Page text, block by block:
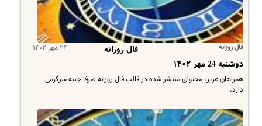
فال روزانه ۲۴ مهر ۱۴۰۲
فال روزانه
دوشنبه 24 مهر ۱۴۰۲
همراهان عزیز، محتوای منتشر شده در قالب فال روزانه صرفا جنبه سرگرمی
دارد.